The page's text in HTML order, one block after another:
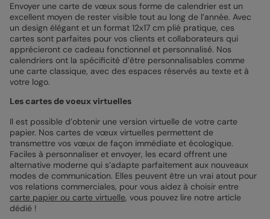
Envoyer une carte de vœux sous forme de calendrier est un
excellent moyen de rester visible tout au long de l’année. Avec
un design élégant et un format 12x17 cm plié pratique, ces
cartes sont parfaites pour vos clients et collaborateurs qui
apprécieront ce cadeau fonctionnel et personnalisé. Nos
calendriers ont la spécificité d’être personnalisables comme
une carte classique, avec des espaces réservés au texte et à
votre logo.
Les cartes de voeux virtuelles
Il est possible d’obtenir une version virtuelle de votre carte
papier. Nos cartes de vœux virtuelles permettent de
transmettre vos vœux de façon immédiate et écologique.
Faciles à personnaliser et envoyer, les ecard offrent une
alternative moderne qui s’adapte parfaitement aux nouveaux
modes de communication. Elles peuvent être un vrai atout pour
vos relations commerciales, pour vous aidez à choisir entre
carte papier ou carte virtuelle, vous pouvez lire notre article
dédié !